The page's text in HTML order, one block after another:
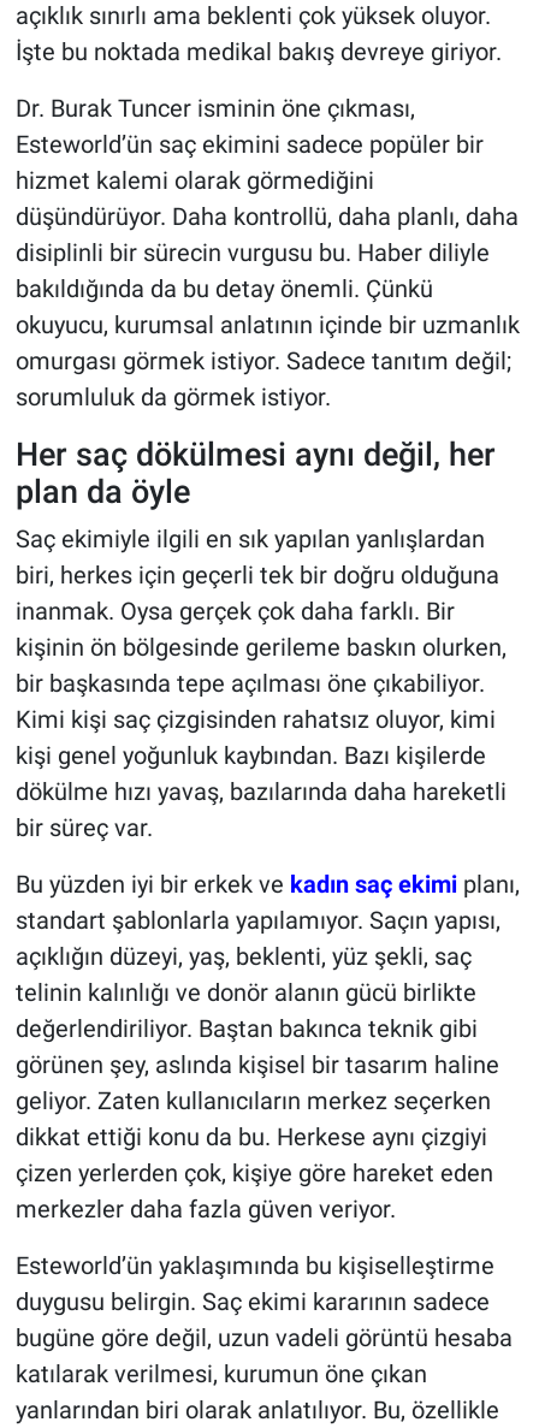
açıklık sınırlı ama beklenti çok yüksek oluyor.
İşte bu noktada medikal bakış devreye giriyor.
Dr. Burak Tuncer isminin öne çıkması,
Esteworld’ün saç ekimini sadece popüler bir
hizmet kalemi olarak görmediğini
düşündürüyor. Daha kontrollü, daha planlı, daha
disiplinli bir sürecin vurgusu bu. Haber diliyle
bakıldığında da bu detay önemli. Çünkü
okuyucu, kurumsal anlatının içinde bir uzmanlık
omurgası görmek istiyor. Sadece tanıtım değil;
sorumluluk da görmek istiyor.
Her saç dökülmesi aynı değil, her
plan da öyle
Saç ekimiyle ilgili en sık yapılan yanlışlardan
biri, herkes için geçerli tek bir doğru olduğuna
inanmak. Oysa gerçek çok daha farklı. Bir
kişinin ön bölgesinde gerileme baskın olurken,
bir başkasında tepe açılması öne çıkabiliyor.
Kimi kişi saç çizgisinden rahatsız oluyor, kimi
kişi genel yoğunluk kaybından. Bazı kişilerde
dökülme hızı yavaş, bazılarında daha hareketli
bir süreç var.
Bu yüzden iyi bir erkek ve kadın saç ekimiplanı,
standart şablonlarla yapılamıyor. Saçın yapısı,
açıklığın düzeyi, yaş, beklenti, yüz şekli, saç
telinin kalınlığı ve donör alanın gücü birlikte
değerlendiriliyor. Baştan bakınca teknik gibi
görünen şey, aslında kişisel bir tasarım haline
geliyor. Zaten kullanıcıların merkez seçerken
dikkat ettiği konu da bu. Herkese aynı çizgiyi
çizen yerlerden çok, kişiye göre hareket eden
merkezler daha fazla güven veriyor.
Esteworld’ün yaklaşımında bu kişiselleştirme
duygusu belirgin. Saç ekimi kararının sadece
bugüne göre değil, uzun vadeli görüntü hesaba
katılarak verilmesi, kurumun öne çıkan
yanlarından biri olarak anlatılıyor. Bu, özellikle